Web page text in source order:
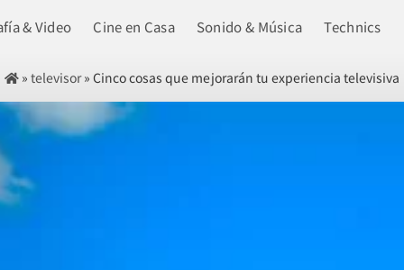
& Video Cine en Casa Sonido & Música Technics
» televisor»Cinco cosas que mejorarán tu experiencia televisiva